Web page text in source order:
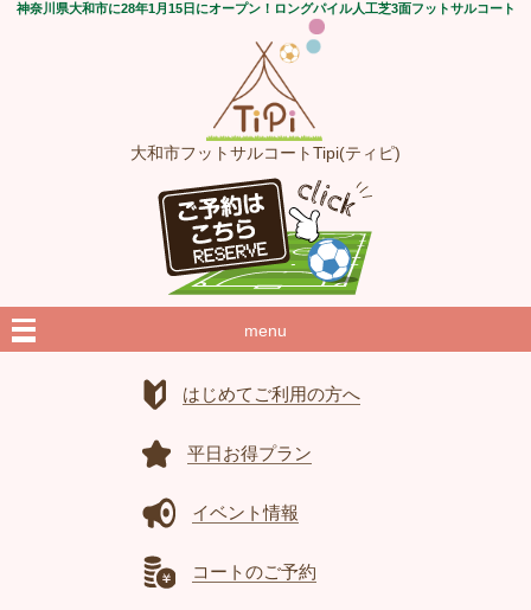
神奈川県大和市に28年1月15日にオープン！ロングパイル人工芝3面フットサルコート
大和市フットサルコートTipi(ティピ)
menu
はじめてご利用の方へ
平日お得プラン
イベント情報
コートのご予約